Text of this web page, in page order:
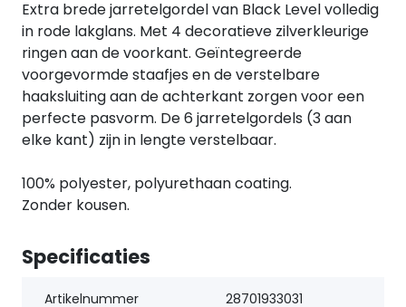
Extra brede jarretelgordel van Black Level volledig
in rode lakglans. Met 4 decoratieve zilverkleurige
ringen aan de voorkant. Geïntegreerde
voorgevormde staafjes en de verstelbare
haaksluiting aan de achterkant zorgen voor een
perfecte pasvorm. De 6 jarretelgordels (3 aan
elke kant) zijn in lengte verstelbaar.
100% polyester, polyurethaan coating.
Zonder kousen.
Specificaties
Artikelnummer 28701933031